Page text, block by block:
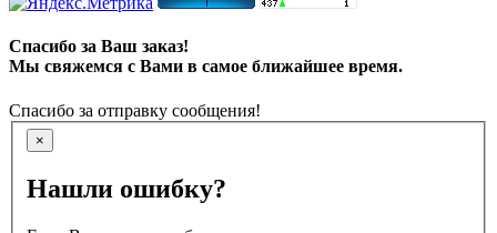
Спасибо за Ваш заказ!
Мы свяжемся с Вами в самое ближайшее время.
Спасибо за отправку сообщения!
×
Нашли ошибку?